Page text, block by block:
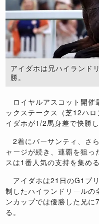
アイダホは兄ハイランド
勝。
ロイヤルアスコット開催
ックステークス（芝12ハ
イダホが1/2馬身差で快勝し
2着にバーサンティ、さ
ャージが続き、連覇を狙
スは1番人気の支持を集め
アイダホは21日のG1プ
制したハイランドリールの
ンカップでは優勝した兄
る。